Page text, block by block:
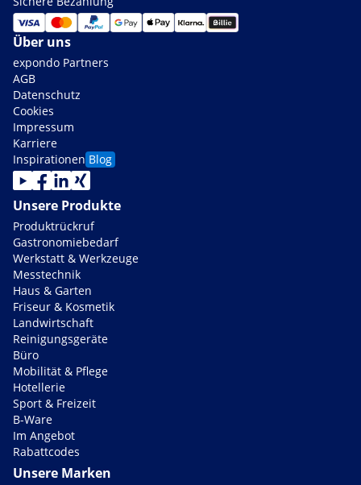
Über uns
expondo Partners
AGB
Datenschutz
Cookies
Impressum
Karriere
Inspirationen Blog
Unsere Produkte
Produktrückruf
Gastronomiebedarf
Werkstatt & Werkzeuge
Messtechnik
Haus & Garten
Friseur & Kosmetik
Landwirtschaft
Reinigungsgeräte
Büro
Mobilität & Pflege
Hotellerie
Sport & Freizeit
B-Ware
Im Angebot
Rabattcodes
Unsere Marken